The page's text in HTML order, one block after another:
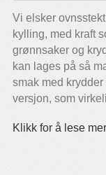
Vi elsker
kylling, med kraft
grønnsaker og
kan lages på så
smak med
versjon, som
Klikk for å lese